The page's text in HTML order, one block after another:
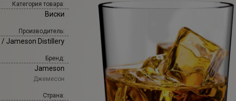
Категория товара:
Виски
Производитель:
/ Jameson Distillery
Бренд:
Jameson
Джемесон
Страна: